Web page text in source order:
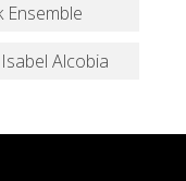
Ensemble
Alcobia